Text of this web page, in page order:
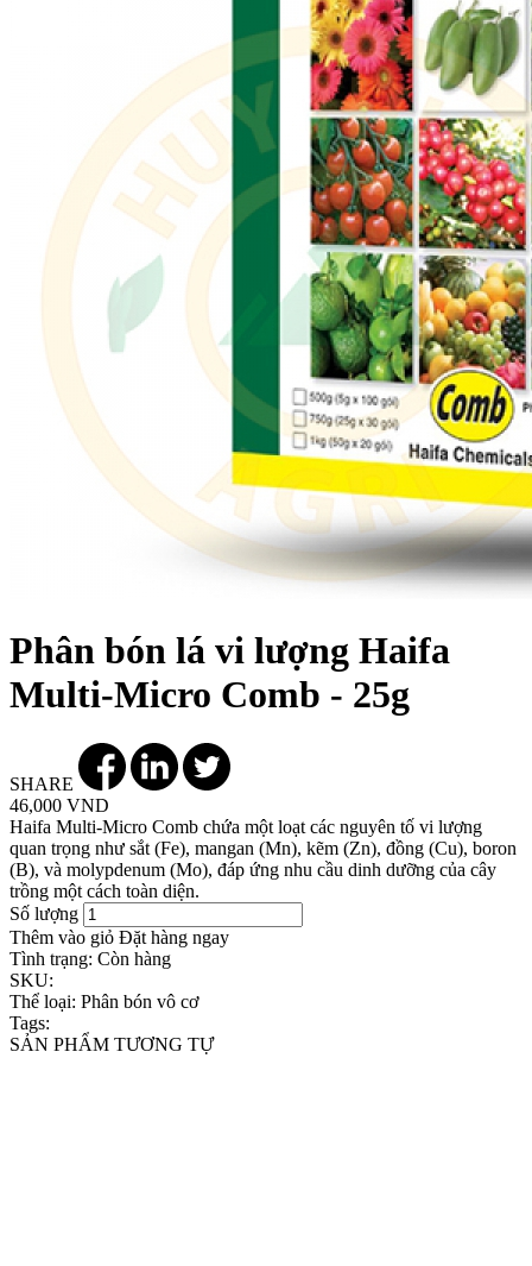
Phân bón lá vi lượng Haifa
Multi-Micro Comb - 25g
SHARE
46,000 VND
Haifa Multi-Micro Comb chứa một loạt các nguyên tố vi lượng
quan trọng như sắt (Fe), mangan (Mn), kẽm (Zn), đồng (Cu), boron
(B), và molypdenum (Mo), đáp ứng nhu cầu dinh dưỡng của cây
trồng một cách toàn diện.
Số lượng
Thêm vào giỏ Đặt hàng ngay
Tình trạng: Còn hàng
SKU:
Thể loại: Phân bón vô cơ
Tags:
SẢN PHẨM TƯƠNG TỰ